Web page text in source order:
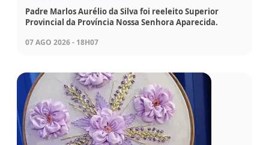
Padre Marlos Aurélio da Silva foi reeleito Superior
Provincial da Província Nossa Senhora Aparecida.
07 AGO 2026 - 18H07